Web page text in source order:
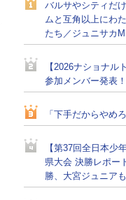
バルサやシティだ
ムと互角以上にわ
たち／ジュニサカ
【2026ナショナル
参加メンバー発表！
「下手だからやめ
【第37回全日本少
県大会 決勝レポー
勝、大宮ジュニアも